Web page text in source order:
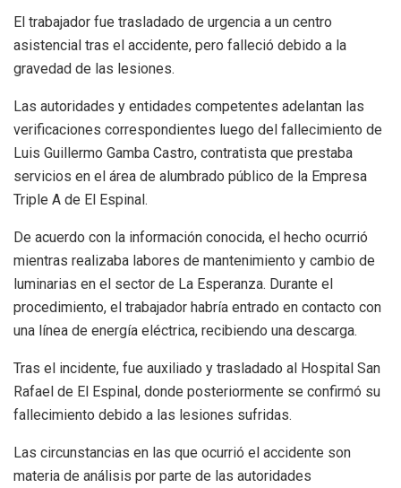
El trabajador fue trasladado de urgencia a un centro
asistencial tras el accidente, pero falleció debido a la
gravedad de las lesiones.
Las autoridades y entidades competentes adelantan las
verificaciones correspondientes luego del fallecimiento de
Luis Guillermo Gamba Castro, contratista que prestaba
servicios en el área de alumbrado público de la Empresa
Triple A de El Espinal.
De acuerdo con la información conocida, el hecho ocurrió
mientras realizaba labores de mantenimiento y cambio de
luminarias en el sector de La Esperanza. Durante el
procedimiento, el trabajador habría entrado en contacto con
una línea de energía eléctrica, recibiendo una descarga.
Tras el incidente, fue auxiliado y trasladado al Hospital San
Rafael de El Espinal, donde posteriormente se confirmó su
fallecimiento debido a las lesiones sufridas.
Las circunstancias en las que ocurrió el accidente son
materia de análisis por parte de las autoridades